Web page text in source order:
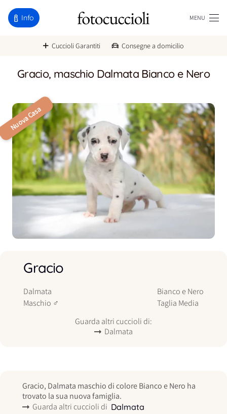
Info MENU
Cuccioli Garantiti Consegne a domicilio
Gracio, maschio Dalmata Bianco e Nero
Nuova Casa
Gracio
Dalmata
Maschio ♂
Bianco e Nero
Taglia Media
Guarda altri cuccioli di:
Dalmata
Gracio, Dalmata maschio di colore Bianco e Nero ha
trovato la sua nuova famiglia.
Guarda altri cuccioli di Dalmata